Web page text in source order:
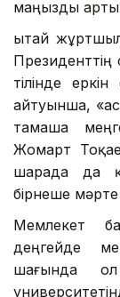
маңызды
Қытай
тілінде еркін
айтуынша,
тамаша
Жомарт
шарада да
бірнеше мәрте
Мемлекет
деңгейде
шағында